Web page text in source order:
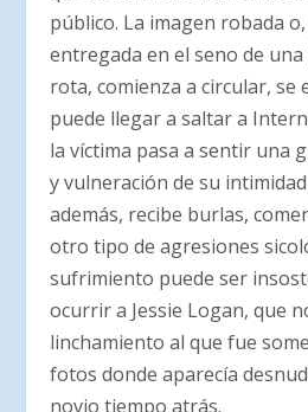
público. La imagen robada
entregada en el seno de
rota, comienza a circular, se
puede llegar a saltar a
la víctima pasa a sentir una
y vulneración de su
además, recibe burlas,
otro tipo de agresiones
sufrimiento puede ser
ocurrir a Jessie Logan, que
linchamiento al que fue
fotos donde aparecía
novio tiempo atrás.